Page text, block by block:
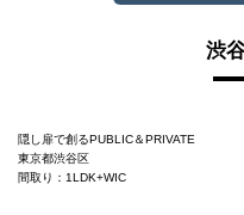
渋
隠し扉で創るPUBLIC＆PRIVATE
東京都渋谷区
間取り：1LDK+WIC